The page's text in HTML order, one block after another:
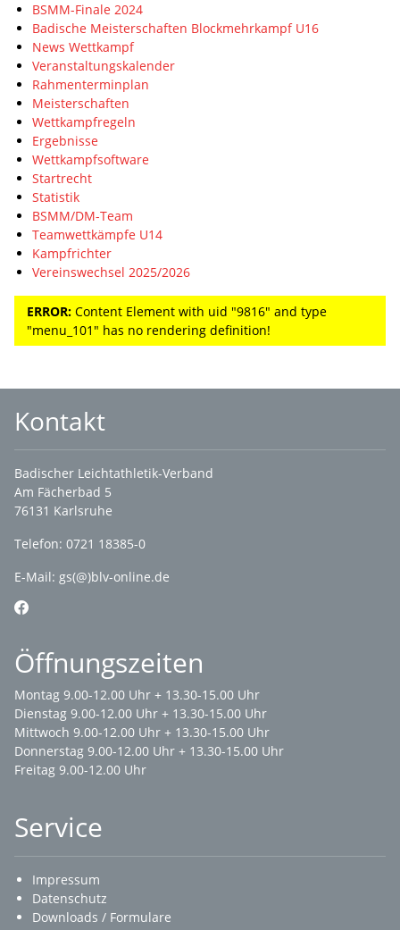
BSMM-Finale 2024
Badische Meisterschaften Blockmehrkampf U16
News Wettkampf
Veranstaltungskalender
Rahmenterminplan
Meisterschaften
Wettkampfregeln
Ergebnisse
Wettkampfsoftware
Startrecht
Statistik
BSMM/DM-Team
Teamwettkämpfe U14
Kampfrichter
Vereinswechsel 2025/2026
ERROR: Content Element with uid "9816" and type
"menu_101" has no rendering definition!
Kontakt
Badischer Leichtathletik-Verband
Am Fächerbad 5
76131 Karlsruhe
Telefon: 0721 18385-0
E-Mail: gs(@)blv-online.de
Öffnungszeiten
Montag 9.00-12.00 Uhr + 13.30-15.00 Uhr
Dienstag 9.00-12.00 Uhr + 13.30-15.00 Uhr
Mittwoch 9.00-12.00 Uhr + 13.30-15.00 Uhr
Donnerstag 9.00-12.00 Uhr + 13.30-15.00 Uhr
Freitag 9.00-12.00 Uhr
Service
Impressum
Datenschutz
Downloads / Formulare